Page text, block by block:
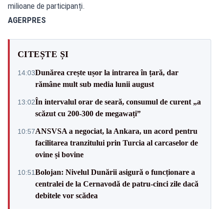
milioane de participanți.
AGERPRES
CITEȘTE ȘI
14:03Dunărea crește ușor la intrarea în țară, dar
rămâne mult sub media lunii august
13:02În intervalul orar de seară, consumul de curent „a
scăzut cu 200-300 de megawați”
10:57ANSVSA a negociat, la Ankara, un acord pentru
facilitarea tranzitului prin Turcia al carcaselor de
ovine și bovine
10:51Bolojan: Nivelul Dunării asigură o funcționare a
centralei de la Cernavodă de patru-cinci zile dacă
debitele vor scădea